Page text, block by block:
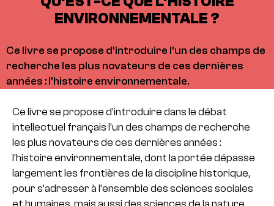
ENVIRONNEMENTALE ?
Ce livre se propose d'introduire l'un des champs de
recherche les plus novateurs de ces dernières
années : l'histoire environnementale.
Ce livre se propose d’introduire dans le débat
intellectuel français l’un des champs de recherche
les plus novateurs de ces dernières années :
l’histoire environnementale, dont la portée dépasse
largement les frontières de la discipline historique,
pour s’adresser à l’ensemble des sciences sociales
et humaines, mais aussi des sciences de la nature,